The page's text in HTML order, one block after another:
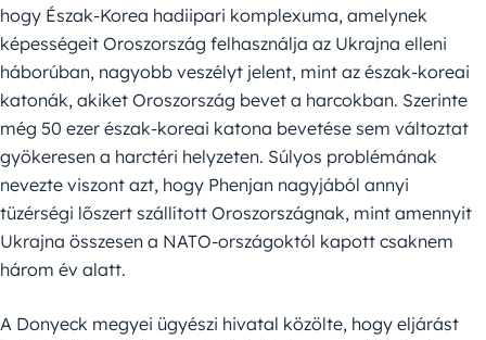
hogy Észak-Korea hadiipari komplexuma, amelynek
képességeit Oroszország felhasználja az Ukrajna elleni
háborúban, nagyobb veszélyt jelent, mint az észak-koreai
katonák, akiket Oroszország bevet a harcokban. Szerinte
még 50 ezer észak-koreai katona bevetése sem változtat
gyökeresen a harctéri helyzeten. Súlyos problémának
nevezte viszont azt, hogy Phenjan nagyjából annyi
tüzérségi lőszert szállított Oroszországnak, mint amennyit
Ukrajna összesen a NATO-országoktól kapott csaknem
három év alatt.
A Donyeck megyei ügyészi hivatal közölte, hogy eljárást